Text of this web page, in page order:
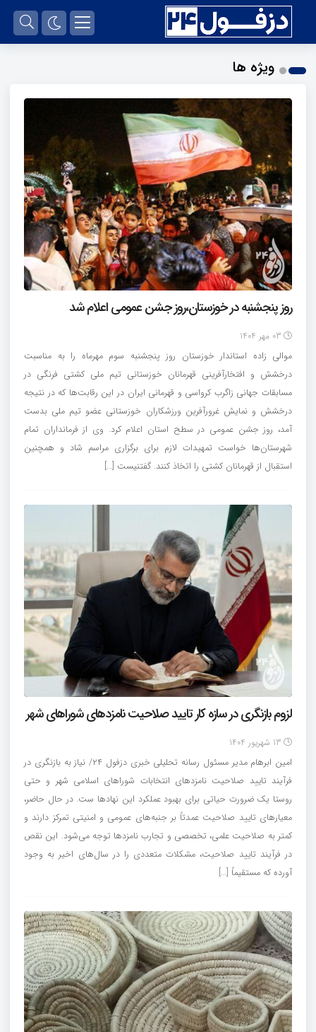
ویژه ها
روز پنجشنبه در خوزستان،روز جشن عمومی اعلام شد
03 مهر 1404
موالی زاده استاندار خوزستان روز پنجشنبه سوم مهرماه را به مناسبت
درخشش و افتخارآفرینی قهرمانان خوزستانی تیم ملی کشتی فرنگی در
مسابقات جهانی زاگرب کرواسی و قهرمانی ایران در این رقابت‌ها که در نتیجه
درخشش و نمایش غرورآفرین ورزشکاران خوزستانی عضو تیم ملی بدست
آمد، روز جشن عمومی در سطح استان اعلام کرد. وی از فرمانداران تمام
شهرستان‌ها خواست تمهیدات لازم برای برگزاری مراسم شاد و همچنین
استقبال از قهرمانان کشتی را اتخاذ کنند. گفتنیست […]
لزوم بازنگری در سازه کار تایید صلاحیت نامزدهای شوراهای شهر
13 شهریور 1404
امین ابرهام مدیر مسئول رسانه تحلیلی خبری دزفول ۲۴/ نیاز به بازنگری در
فرآیند تایید صلاحیت نامزدهای انتخابات شوراهای اسلامی شهر و حتی
روستا یک ضرورت حیاتی برای بهبود عملکرد این نهادها ست. در حال حاضر،
معیارهای تایید صلاحیت عمدتاً بر جنبه‌های عمومی و امنیتی تمرکز دارند و
کمتر به صلاحیت علمی، تخصصی و تجارب نامزدها توجه می‌شود. این نقص
در فرآیند تایید صلاحیت، مشکلات متعددی را در سال‌های اخیر به وجود
آورده که مستقیماً […]